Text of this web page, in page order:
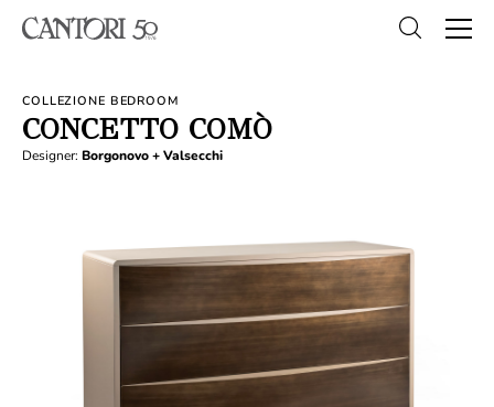
COLLEZIONE BEDROOM
CONCETTO COMÒ
Designer: Borgonovo + Valsecchi